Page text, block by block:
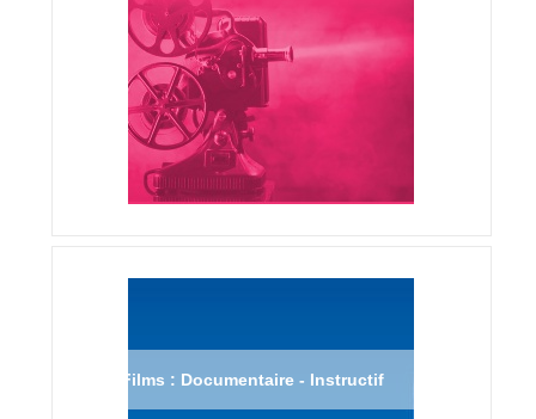
Films : Documentaire - Instructif